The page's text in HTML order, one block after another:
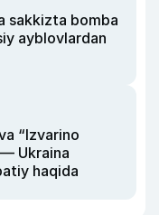
sakkizta bomba
ayblovlardan
“Izvarino
Ukraina
haqida